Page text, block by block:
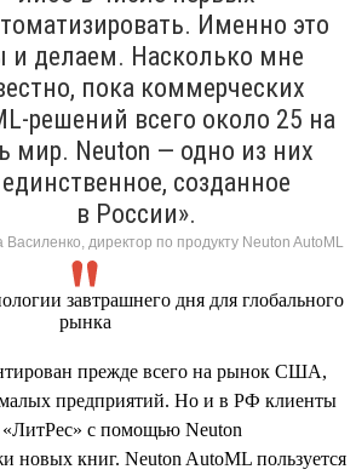
Именно это
и делаем. Насколько мне
пока коммерческих
решений всего около 25 на
мир. Neuton — одно из них
созданное
в России».
Василенко, директор по продукту Neuton AutoML
прежде всего на рынок США,
предприятий. Но и в РФ клиенты
«ЛитРес» с помощью Neuton
новых книг. Neuton AutoML пользуется